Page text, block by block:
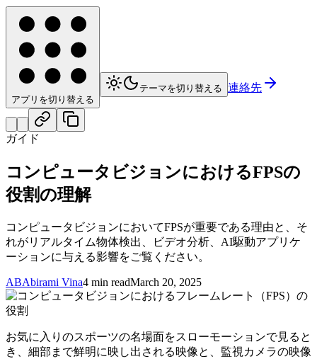
アプリを切り替える
テーマを切り替える 連絡先
ガイド
コンピュータビジョンにおけるFPSの
役割の理解
コンピュータビジョンにおいてFPSが重要である理由と、そ
れがリアルタイム物体検出、ビデオ分析、AI駆動アプリケ
ーションに与える影響をご覧ください。
ABAbirami Vina4 min readMarch 20, 2025
お気に入りのスポーツの名場面をスローモーションで見ると
き、細部まで鮮明に映し出される映像と、監視カメラの映像